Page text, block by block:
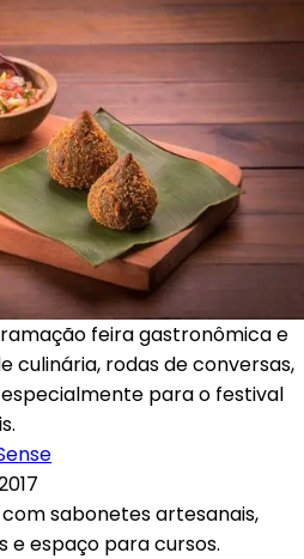
feira gastronômica e
culinária, rodas de conversas,
para o festival
sabonetes artesanais,
e espaço para cursos.